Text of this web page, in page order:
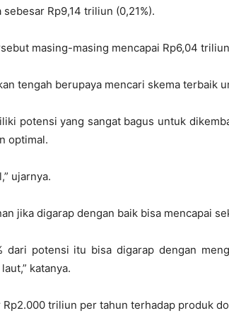
Rp9,14 triliun (0,21%).
masing-masing mencapai Rp6,04
tengah berupaya mencari skema terbaik
potensi yang sangat bagus untuk
optimal.
ujarnya.
jika digarap dengan baik bisa mencapai
dari potensi itu bisa digarap dengan
katanya.
triliun per tahun terhadap produk